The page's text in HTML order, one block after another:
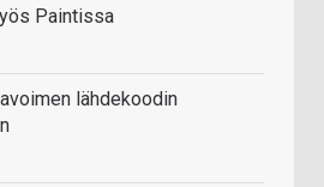
Paintissa
lähdekoodin